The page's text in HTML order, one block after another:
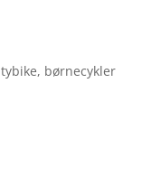
børnecykler